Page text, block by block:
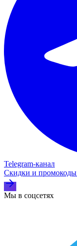
Telegram‑канал
Скидки и промокоды
Мы в соцсетях